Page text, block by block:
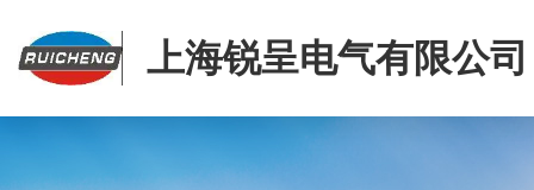
上海锐呈电气有限公司